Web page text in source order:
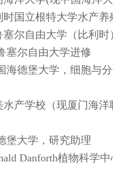
国立根特大学水产养
尔自由大学（比利
尔自由大学进修
德堡大学，细胞与
产学校（现厦门海洋
大学，研究助理
Danforth植物科学